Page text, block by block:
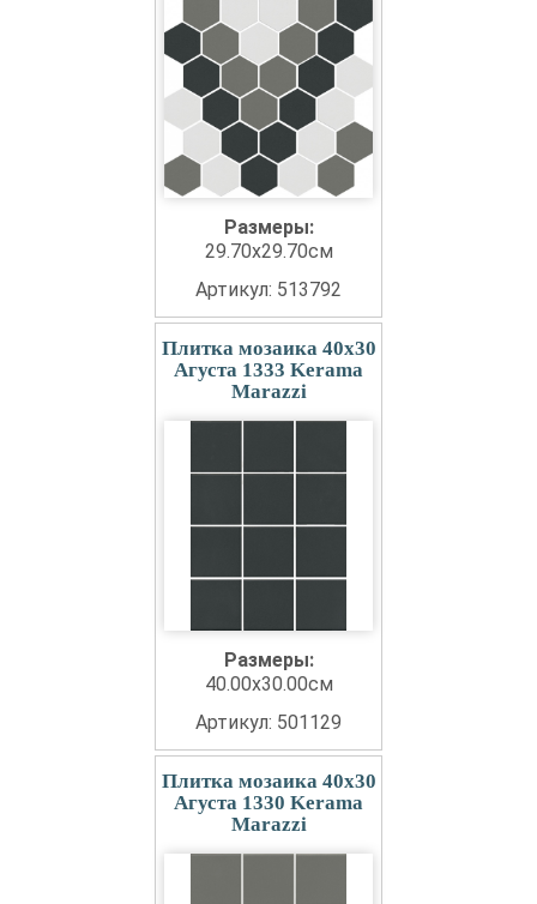
Размеры:
29.70x29.70см
Артикул: 513792
Плитка мозаика 40x30
Агуста 1333 Kerama
Marazzi
Размеры:
40.00x30.00см
Артикул: 501129
Плитка мозаика 40x30
Агуста 1330 Kerama
Marazzi